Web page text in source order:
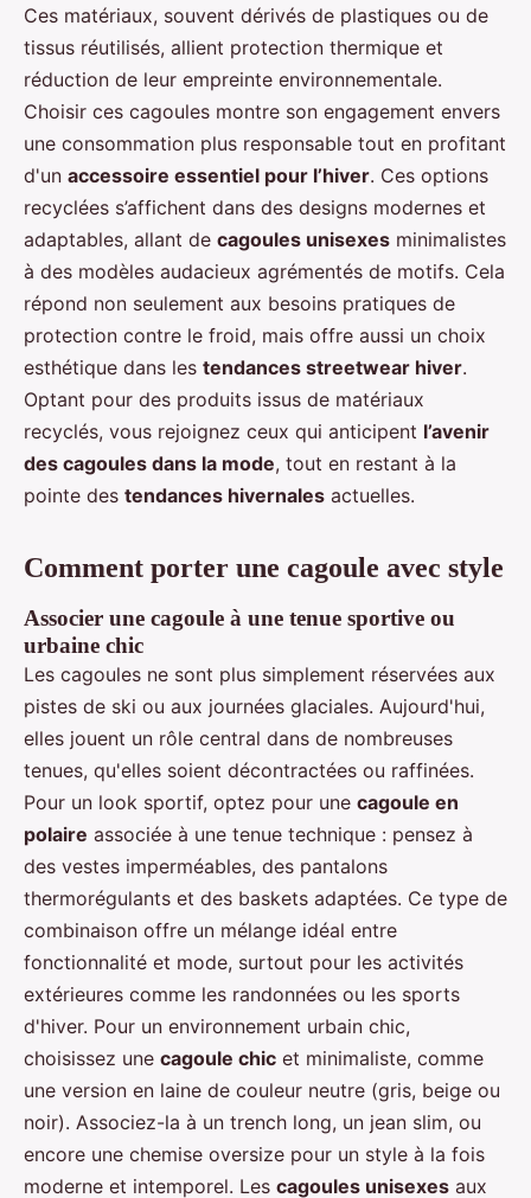
Ces matériaux, souvent dérivés de plastiques ou de
tissus réutilisés, allient protection thermique et
réduction de leur empreinte environnementale.
Choisir ces cagoules montre son engagement envers
une consommation plus responsable tout en profitant
d'un accessoire essentiel pour l’hiver. Ces options
recyclées s’affichent dans des designs modernes et
adaptables, allant de cagoules unisexes minimalistes
à des modèles audacieux agrémentés de motifs. Cela
répond non seulement aux besoins pratiques de
protection contre le froid, mais offre aussi un choix
esthétique dans les tendances streetwear hiver.
Optant pour des produits issus de matériaux
recyclés, vous rejoignez ceux qui anticipent l’avenir
des cagoules dans la mode, tout en restant à la
pointe des tendances hivernales actuelles.
Comment porter une cagoule avec style
Associer une cagoule à une tenue sportive ou
urbaine chic
Les cagoules ne sont plus simplement réservées aux
pistes de ski ou aux journées glaciales. Aujourd'hui,
elles jouent un rôle central dans de nombreuses
tenues, qu'elles soient décontractées ou raffinées.
Pour un look sportif, optez pour une cagoule en
polaire associée à une tenue technique : pensez à
des vestes imperméables, des pantalons
thermorégulants et des baskets adaptées. Ce type de
combinaison offre un mélange idéal entre
fonctionnalité et mode, surtout pour les activités
extérieures comme les randonnées ou les sports
d'hiver. Pour un environnement urbain chic,
choisissez une cagoule chic et minimaliste, comme
une version en laine de couleur neutre (gris, beige ou
noir). Associez-la à un trench long, un jean slim, ou
encore une chemise oversize pour un style à la fois
moderne et intemporel. Les cagoules unisexes aux